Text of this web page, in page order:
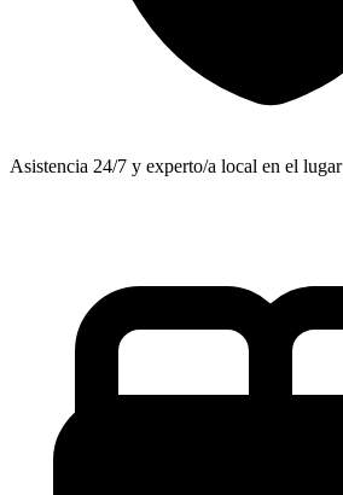
Asistencia 24/7 y experto/a local en el lugar